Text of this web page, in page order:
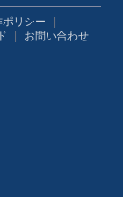
リシー
お問い合わせ